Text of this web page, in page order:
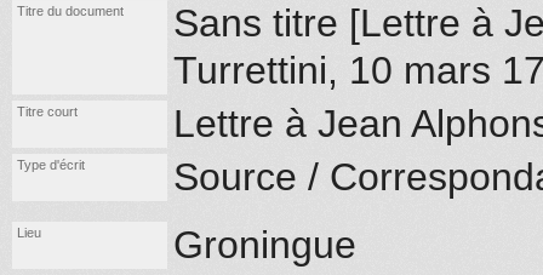
Titre du document
Sans titre [Lettre à
Turrettini, 10 mars
Titre court Lettre à Jean
Type d'écrit Source /
Lieu Groningue